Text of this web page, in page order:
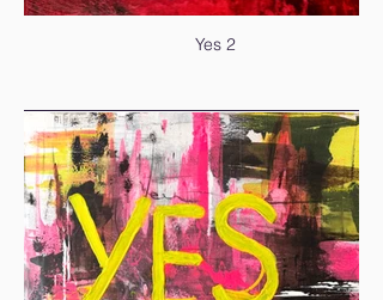
Yes 2